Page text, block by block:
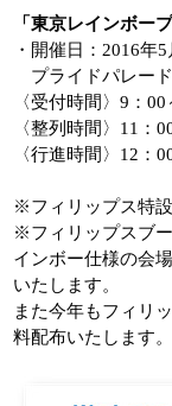
「東京レインボー
・開催日：2016年
プライドパレード
〈受付時間〉9：
〈整列時間〉11：
〈行進時間〉12：
※フィリップス特
※フィリップスブ
インボー仕様の会
いたします。
また今年もフィリ
料配布いたします